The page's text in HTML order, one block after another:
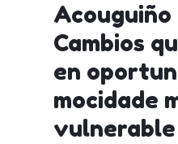
Cambios
en
mocidade
vulnerable